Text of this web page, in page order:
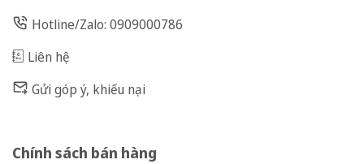
Hotline/Zalo: 0909000786
Liên hệ
Gửi góp ý, khiếu nại
Chính sách bán hàng